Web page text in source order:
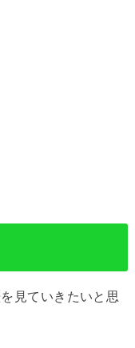
見ていきたいと思